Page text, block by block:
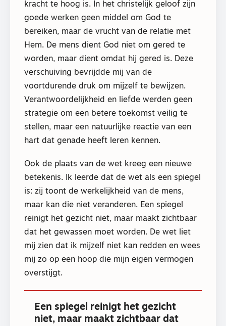
kracht te hoog is. In het christelijk geloof zijn
goede werken geen middel om God te
bereiken, maar de vrucht van de relatie met
Hem. De mens dient God niet om gered te
worden, maar dient omdat hij gered is. Deze
verschuiving bevrijdde mij van de
voortdurende druk om mijzelf te bewijzen.
Verantwoordelijkheid en liefde werden geen
strategie om een betere toekomst veilig te
stellen, maar een natuurlijke reactie van een
hart dat genade heeft leren kennen.
Ook de plaats van de wet kreeg een nieuwe
betekenis. Ik leerde dat de wet als een spiegel
is: zij toont de werkelijkheid van de mens,
maar kan die niet veranderen. Een spiegel
reinigt het gezicht niet, maar maakt zichtbaar
dat het gewassen moet worden. De wet liet
mij zien dat ik mijzelf niet kan redden en wees
mij zo op een hoop die mijn eigen vermogen
overstijgt.
Een spiegel reinigt het gezicht
niet, maar maakt zichtbaar dat